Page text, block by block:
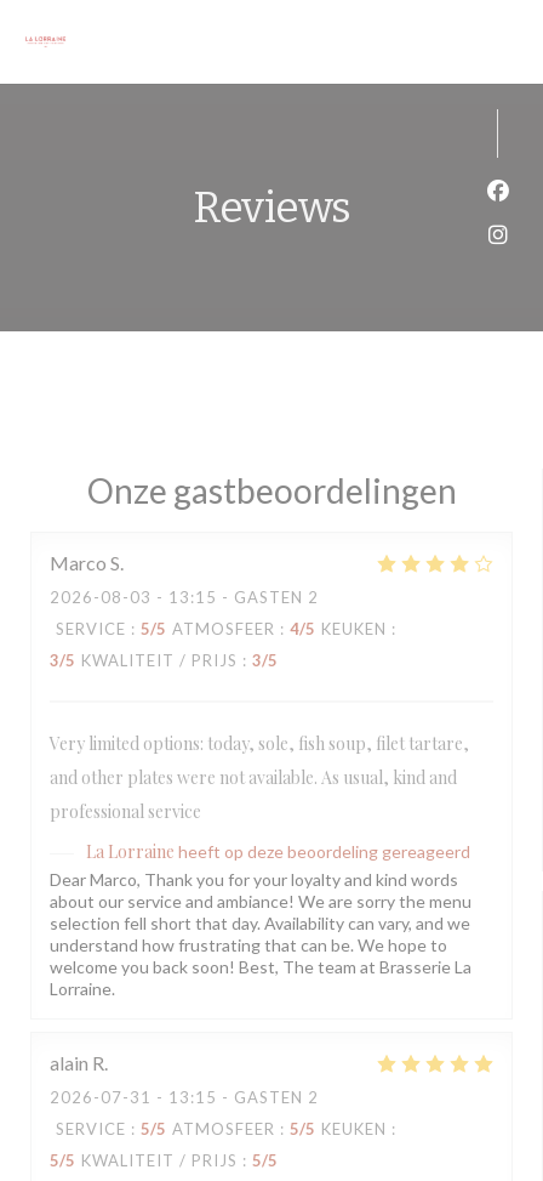
Reviews
Onze gastbeoordelingen
Marco S
2026-08-03 - 13:15 - GASTEN 2
SERVICE : 5/5 ATMOSFEER : 4/5 KEUKEN :
3/5 KWALITEIT / PRIJS : 3/5
Very limited options: today, sole, fish soup, filet tartare,
and other plates were not available. As usual, kind and
professional service
La Lorraine heeft op deze beoordeling gereageerd
Dear Marco, Thank you for your loyalty and kind words
about our service and ambiance! We are sorry the menu
selection fell short that day. Availability can vary, and we
understand how frustrating that can be. We hope to
welcome you back soon! Best, The team at Brasserie La
Lorraine.
alain R
2026-07-31 - 13:15 - GASTEN 2
SERVICE : 5/5 ATMOSFEER : 5/5 KEUKEN :
5/5 KWALITEIT / PRIJS : 5/5